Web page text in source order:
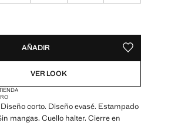
AÑADIR GUARDAR
VER LOOK
corto. Diseño evasé. Estampado
mangas. Cuello halter. Cierre en